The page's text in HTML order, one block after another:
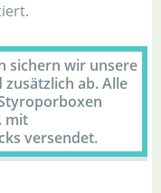
sichern wir unsere
ab. Alle
mit
versendet.